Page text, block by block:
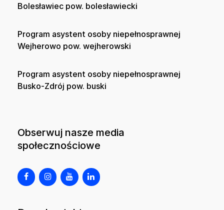
Bolesławiec pow. bolesławiecki
Program asystent osoby niepełnosprawnej
Wejherowo pow. wejherowski
Program asystent osoby niepełnosprawnej
Busko-Zdrój pow. buski
Obserwuj nasze media
społecznościowe